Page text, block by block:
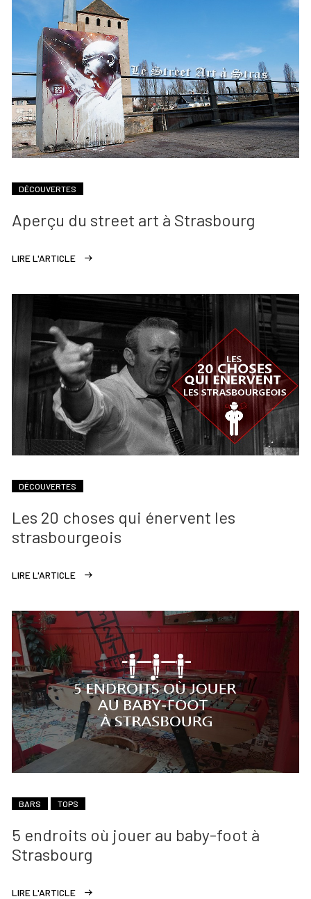
DÉCOUVERTES
Aperçu du street art à Strasbourg
LIRE L'ARTICLE
DÉCOUVERTES
Les 20 choses qui énervent les
strasbourgeois
LIRE L'ARTICLE
BARS TOPS
5 endroits où jouer au baby-foot à
Strasbourg
LIRE L'ARTICLE